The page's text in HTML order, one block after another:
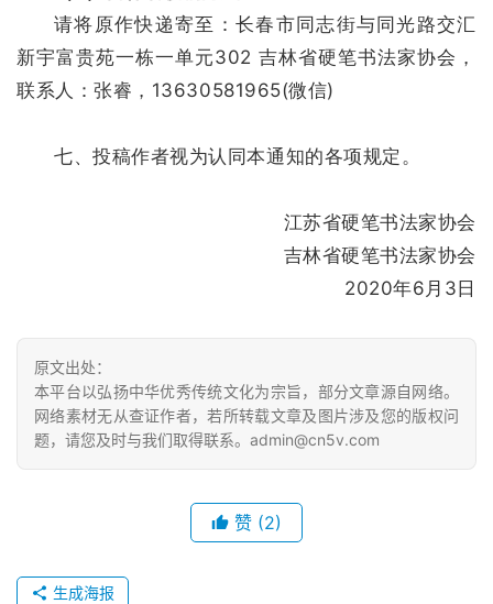
錯
的
繁
请将原作快递寄至： 长春市同志街与同光路交汇
新宇富贵苑一栋一单元302吉林省硬笔书法家协会，
联系人：张睿 ， 13630581965(微信)
七、投稿作者视为认同本通知的各项规定。
江苏省硬笔书法家协会
吉林省硬笔书法家协会
2020年6月3日
原文出处：
本平台以弘扬中华优秀传统文化为宗旨，部分文章源自网络。
网络素材无从查证作者，若所转载文章及图片涉及您的版权问
题，请您及时与我们取得联系。admin@cn5v.com
赞 (2)
生成海报